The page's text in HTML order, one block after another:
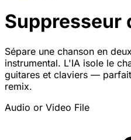
Suppresseur
Sépare une chanson en
instrumental. L'IA isole le
guitares et claviers —
remix.
Audio or Video File